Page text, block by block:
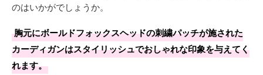
のはいかがでしょうか。
胸元にボールドフォックスヘッドの刺繍パッチが施された
カーディガンはスタイリッシュでおしゃれな印象を与えてく
れます。